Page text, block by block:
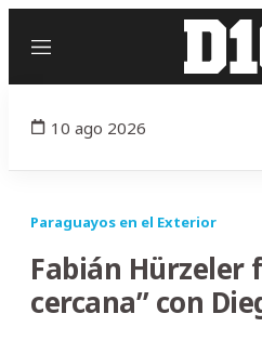
Menú
10 ago 2026
Paraguayos en el Exterior
Fabián Hürzeler
cercana” con